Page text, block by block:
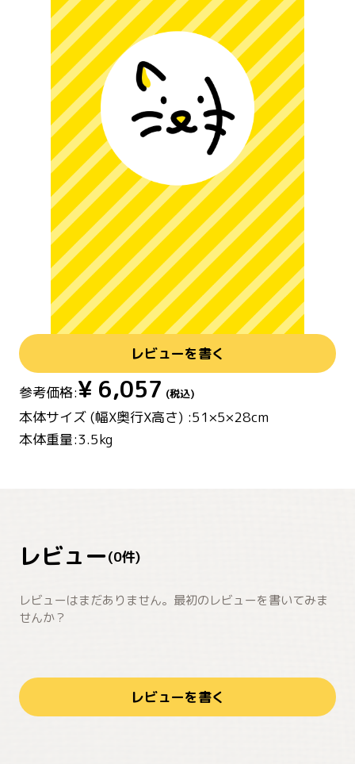
レビューを書く
参考価格:¥ 6,057 (税込)
本体サイズ (幅X奥行X高さ) :51×5×28cm
本体重量:3.5kg
レビュー(0件)
レビューはまだありません。最初のレビューを書いてみま
せんか？
レビューを書く